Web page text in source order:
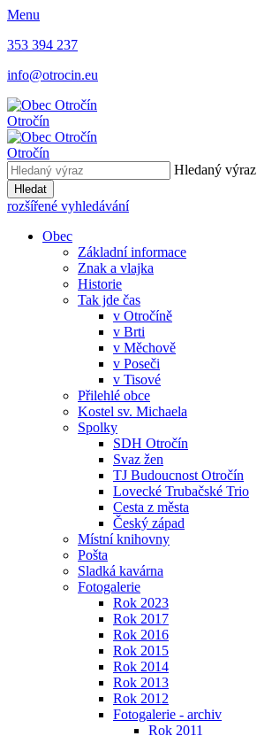
Menu
353 394 237
info@otrocin.eu
Otročín
Otročín
Hledaný výraz
Hledat
rozšířené vyhledávání
Obec
Základní informace
Znak a vlajka
Historie
Tak jde čas
v Otročíně
v Brti
v Měchově
v Poseči
v Tisové
Přilehlé obce
Kostel sv. Michaela
Spolky
SDH Otročín
Svaz žen
TJ Budoucnost Otročín
Lovecké Trubačské Trio
Cesta z města
Český západ
Místní knihovny
Pošta
Sladká kavárna
Fotogalerie
Rok 2023
Rok 2017
Rok 2016
Rok 2015
Rok 2014
Rok 2013
Rok 2012
Fotogalerie - archiv
Rok 2011